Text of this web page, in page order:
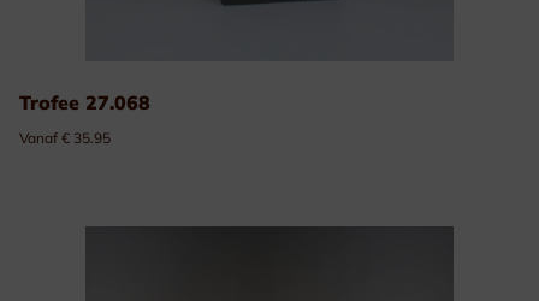
Trofee 27.068
Vanaf € 35.95